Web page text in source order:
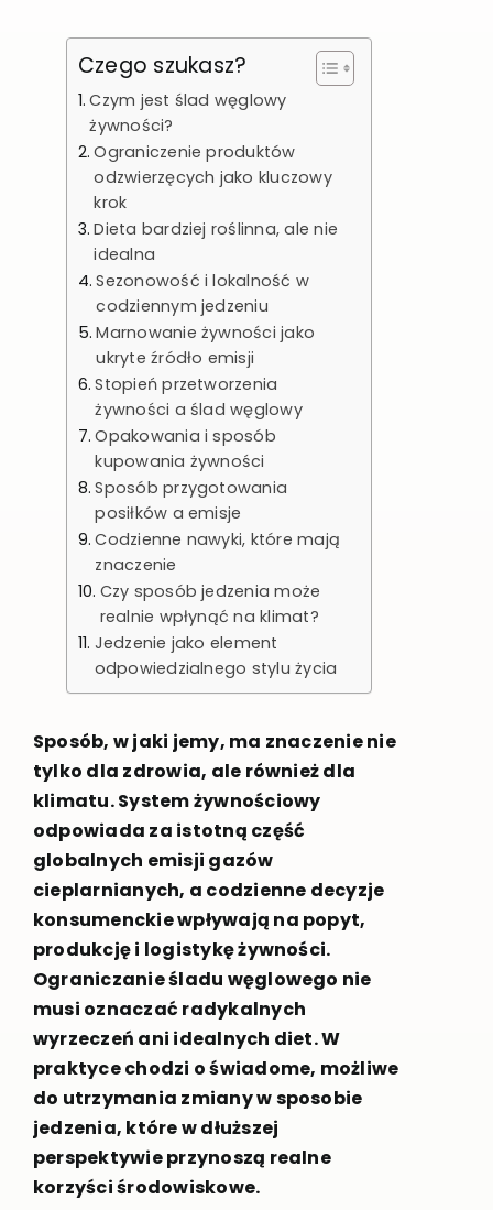
Czego szukasz?
Czym jest ślad węglowy
żywności?
Ograniczenie produktów
odzwierzęcych jako kluczowy
krok
Dieta bardziej roślinna, ale nie
idealna
Sezonowość i lokalność w
codziennym jedzeniu
Marnowanie żywności jako
ukryte źródło emisji
Stopień przetworzenia
żywności a ślad węglowy
Opakowania i sposób
kupowania żywności
Sposób przygotowania
posiłków a emisje
Codzienne nawyki, które mają
znaczenie
Czy sposób jedzenia może
realnie wpłynąć na klimat?
Jedzenie jako element
odpowiedzialnego stylu życia
Sposób, w jaki jemy, ma znaczenie nie
tylko dla zdrowia, ale również dla
klimatu. System żywnościowy
odpowiada za istotną część
globalnych emisji gazów
cieplarnianych, a codzienne decyzje
konsumenckie wpływają na popyt,
produkcję i logistykę żywności.
Ograniczanie śladu węglowego nie
musi oznaczać radykalnych
wyrzeczeń ani idealnych diet. W
praktyce chodzi o świadome, możliwe
do utrzymania zmiany w sposobie
jedzenia, które w dłuższej
perspektywie przynoszą realne
korzyści środowiskowe.